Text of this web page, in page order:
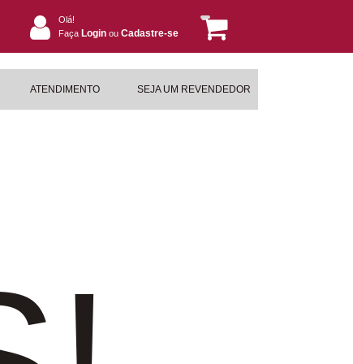
Olá!
Faça Login ou Cadastre-se
ATENDIMENTO SEJA UM REVENDEDOR